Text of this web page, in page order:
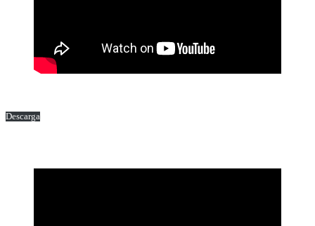
Descarga